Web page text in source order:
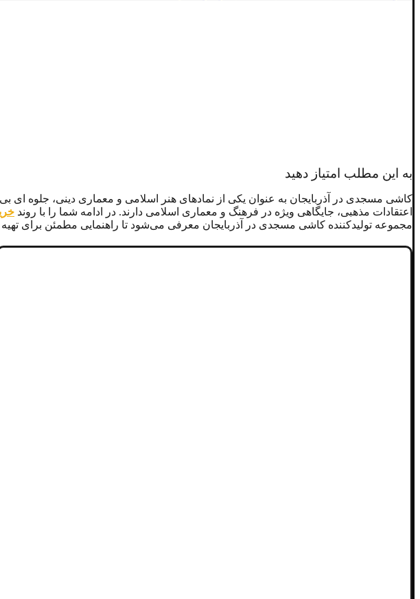
به این مطلب امتیاز دهید
کاشی مسجدی در آذربایجان به ‌عنوان یکی از نمادهای هنر اسلامی و معماری دینی، جلوه‌ ای
اعتقادات مذهبی، جایگاهی ویژه در فرهنگ و معماری اسلامی دارند. در ادامه شما را با روند
مجموعه تولیدکننده کاشی مسجدی در آذربایجان معرفی می‌شود تا راهنمایی مطمئن برای تهیه